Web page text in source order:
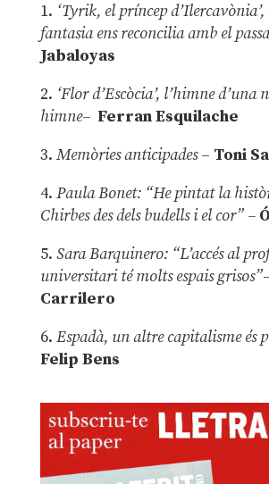
1. ‘Tyrik, el príncep
fantasia ens reconcilia amb el
Jabaloyas
2. ‘Flor d’Escòcia’, l’himne d’una
himne– Ferran Esquilache
3. Memòries anticipades– Toni
4. Paula Bonet: “He pintat la
Chirbes des dels budells i el cor” –
5. Sara Barquinero: “L’accés al
universitari té molts espais grisos”
Carrilero
6. Espadà, un altre capitalisme és
Felip Bens